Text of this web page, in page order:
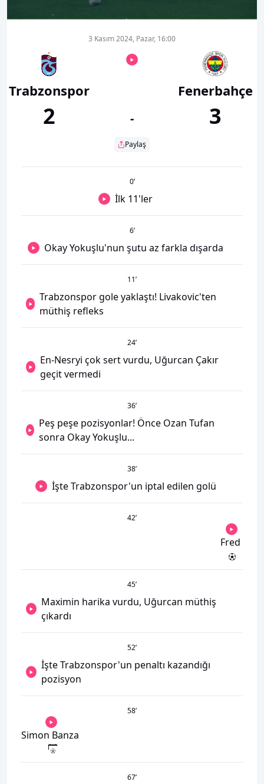
Trabzonspor
2
3 Kasım 2024, Pazar, 16:00
-
Paylaş
Fenerbahçe
3
0’
İlk 11'ler
6’
Okay Yokuşlu'nun şutu az farkla dışarda
11’
Trabzonspor gole yaklaştı! Livakovic'ten
müthiş refleks
24’
En-Nesryi çok sert vurdu, Uğurcan Çakır
geçit vermedi
36’
Peş peşe pozisyonlar! Önce Ozan Tufan
sonra Okay Yokuşlu...
38’
İşte Trabzonspor'un iptal edilen golü
42’
Fred
45’
Maximin harika vurdu, Uğurcan müthiş
çıkardı
52’
İşte Trabzonspor'un penaltı kazandığı
pozisyon
58’
Simon Banza
67’